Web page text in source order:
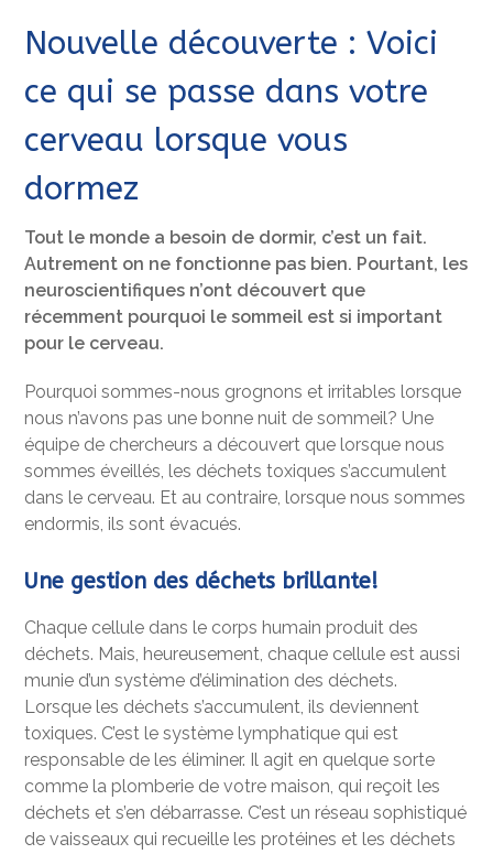
Nouvelle découverte : Voici
ce qui se passe dans votre
cerveau lorsque vous
dormez
Tout le monde a besoin de dormir, c’est un fait.
Autrement on ne fonctionne pas bien. Pourtant, les
neuroscientifiques n’ont découvert que
récemment pourquoi le sommeil est si important
pour le cerveau.
Pourquoi sommes-nous grognons et irritables lorsque
nous n’avons pas une bonne nuit de sommeil? Une
équipe de chercheurs a découvert que lorsque nous
sommes éveillés, les déchets toxiques s’accumulent
dans le cerveau. Et au contraire, lorsque nous sommes
endormis, ils sont évacués.
Une gestion des déchets brillante!
Chaque cellule dans le corps humain produit des
déchets. Mais, heureusement, chaque cellule est aussi
munie d’un système d’élimination des déchets.
Lorsque les déchets s’accumulent, ils deviennent
toxiques. C’est le système lymphatique qui est
responsable de les éliminer. Il agit en quelque sorte
comme la plomberie de votre maison, qui reçoit les
déchets et s’en débarrasse. C’est un réseau sophistiqué
de vaisseaux qui recueille les protéines et les déchets